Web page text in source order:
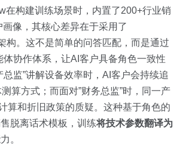
在构建训练场景时，内置了200+行业销
像，其核心差异在于采用了
构。这不是简单的问答匹配，而是通过
体协作体系，让AI客户具备角色一致性
监”讲解设备效率时，AI客户会持续追
算方式；而面对”财务总监”时，同一产
算和折旧政策的质疑。这种基于角色的
脱离话术模板，训练将技术参数翻译为
。